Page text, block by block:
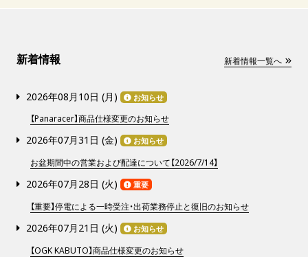
新着情報 新着情報一覧へ
2026年08月10日 (月 ) お知らせ
【Panaracer】商品仕様変更のお知らせ
2026年07月31日 (金) お知らせ
お盆期間中の営業および配達について【2026/7/14】
2026年07月28日 (火) 重要
【重要】停電による一時受注・出荷業務停止と復旧のお知らせ
2026年07月21日 (火) お知らせ
【OGK KABUTO】商品仕様変更のお知らせ